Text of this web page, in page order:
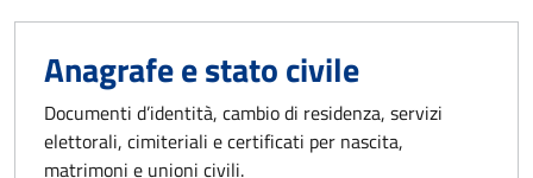
Anagrafe e stato civile
Documenti d’identità, cambio di residenza, servizi
elettorali, cimiteriali e certificati per nascita,
matrimoni e unioni civili.